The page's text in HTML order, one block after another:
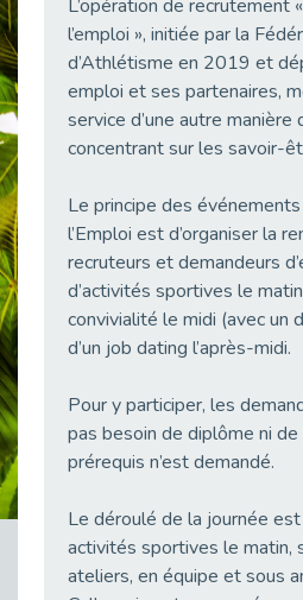
Publié le 04/05/2026
Publié le 04/05/2026
Témoignage : Le parcours de
Publié le 30/04/2026
Publié le 29/04/2026
Publié le 29/04/2026
Publié le 27/04/2026
Mobilisation pour l’alternance
Publié le 23/04/2026
L’opération de recrutement
l’emploi », initiée par la
d’Athlétisme en 2019 et
emploi et ses partenaires,
service d’une autre manière
concentrant sur les savoir-
Le principe des
l’Emploi est d’organiser la
recruteurs et demandeurs
d’activités sportives le
convivialité le midi (avec un
d’un job dating l’après-midi.
Pour y participer, les
pas besoin de diplôme ni
prérequis n’est demandé.
Le déroulé de la journée
activités sportives le matin,
ateliers, en équipe et sous